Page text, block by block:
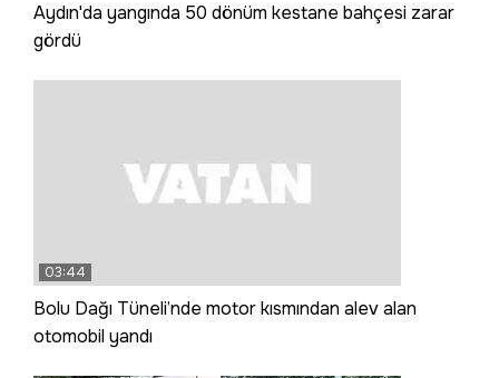
Aydın'da yangında 50 dönüm kestane bahçesi zarar
gördü
03:44
Bolu Dağı Tüneli’nde motor kısmından alev alan
otomobil yandı